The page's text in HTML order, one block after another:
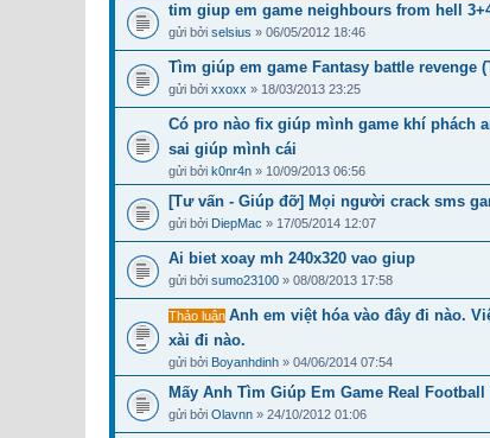
tim giup em game neighbours from hell
gửi bởi selsius » 06/05/2012 18:46
Tìm giúp em game Fantasy battle revenge
gửi bởi xxoxx » 18/03/2013 23:25
Có pro nào fix giúp mình game khí phách
sai giúp mình cái
gửi bởi k0nr4n » 10/09/2013 06:56
[Tư vấn - Giúp đỡ] Mọi người crack sms
gửi bởi DiepMac » 17/05/2014 12:07
Ai biet xoay mh 240x320 vao giup
gửi bởi sumo23100 » 08/08/2013 17:58
Thảo luận Anh em việt hóa vào đây đi nào.
xài đi nào.
gửi bởi Boyanhdinh » 04/06/2014 07:54
Mấy Anh Tìm Giúp Em Game Real
gửi bởi Olavnn » 24/10/2012 01:06